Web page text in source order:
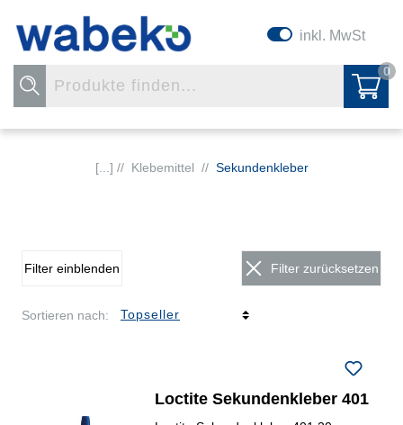
inkl. MwSt
0
[...] // Klebemittel // Sekundenkleber
Filter einblenden Filter zurücksetzen
Sortieren nach:
Loctite Sekundenkleber 401